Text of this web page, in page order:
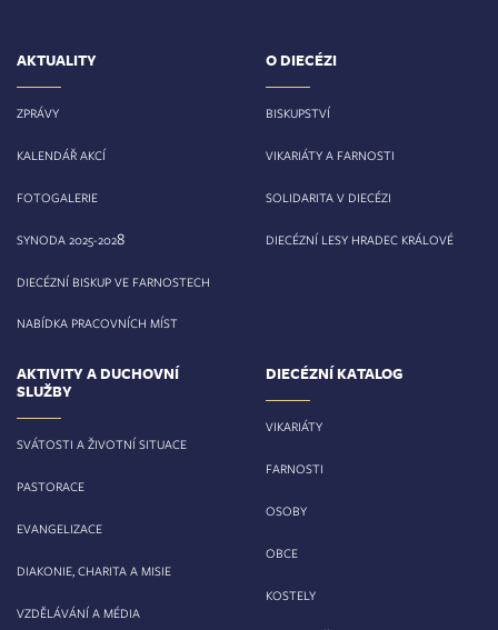
AKTUALITY
ZPRÁVY
KALENDÁŘ AKCÍ
FOTOGALERIE
SYNODA 2025-2028
DIECÉZNÍ BISKUP VE FARNOSTECH
NABÍDKA PRACOVNÍCH MÍST
O DIECÉZI
BISKUPSTVÍ
VIKARIÁTY A FARNOSTI
SOLIDARITA V DIECÉZI
DIECÉZNÍ LESY HRADEC KRÁLOVÉ
AKTIVITY A DUCHOVNÍ
SLUŽBY
SVÁTOSTI A ŽIVOTNÍ SITUACE
PASTORACE
EVANGELIZACE
DIAKONIE, CHARITA A MISIE
VZDĚLÁVÁNÍ A MÉDIA
DIECÉZNÍ KATALOG
VIKARIÁTY
FARNOSTI
OSOBY
OBCE
KOSTELY